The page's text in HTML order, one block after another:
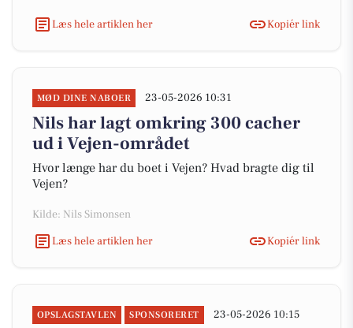
Læs hele artiklen her Kopiér link
MØD DINE NABOER 23-05-2026 10:31
Nils har lagt omkring 300 cacher
ud i Vejen-området
Hvor længe har du boet i Vejen? Hvad bragte dig til
Vejen?
Kilde: Nils Simonsen
Læs hele artiklen her
Kopiér link
OPSLAGSTAVLEN SPONSORERET 23-05-2026 10:15